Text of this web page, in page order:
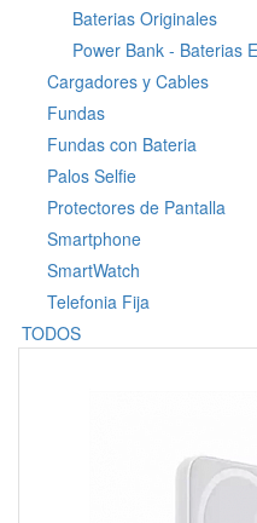
Baterias Originales
Power Bank - Baterias
Cargadores y Cables
Fundas
Fundas con Bateria
Palos Selfie
Protectores de Pantalla
Smartphone
SmartWatch
Telefonia Fija
TODOS